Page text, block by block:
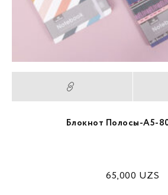
Блокнот Полосы-A5-
65,000 UZS